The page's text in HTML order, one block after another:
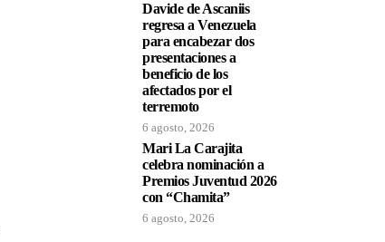
Davide de Ascaniis
regresa a Venezuela
para encabezar dos
presentaciones a
beneficio de los
afectados por el
terremoto
6 agosto, 2026
Mari La Carajita
celebra nominación a
Premios Juventud 2026
con “Chamita”
6 agosto, 2026